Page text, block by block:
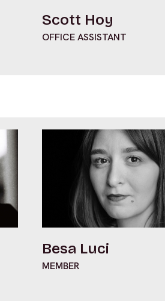
Scott Hoy
OFFICE ASSISTANT
Besa Luci
MEMBER